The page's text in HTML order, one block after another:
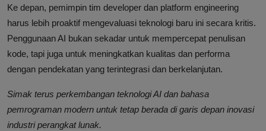
Ke depan, pemimpin tim developer dan platform engineering
harus lebih proaktif mengevaluasi teknologi baru ini secara kritis.
Penggunaan AI bukan sekadar untuk mempercepat penulisan
kode, tapi juga untuk meningkatkan kualitas dan performa
dengan pendekatan yang terintegrasi dan berkelanjutan.
Simak terus perkembangan teknologi AI dan bahasa
pemrograman modern untuk tetap berada di garis depan inovasi
industri perangkat lunak.